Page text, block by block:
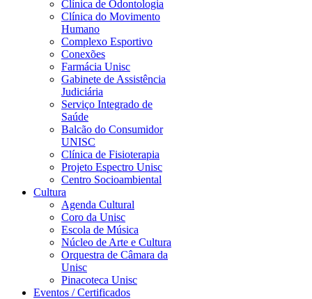
Clínica de Odontologia
Clínica do Movimento
Humano
Complexo Esportivo
Conexões
Farmácia Unisc
Gabinete de Assistência
Judiciária
Serviço Integrado de
Saúde
Balcão do Consumidor
UNISC
Clínica de Fisioterapia
Projeto Espectro Unisc
Centro Socioambiental
Cultura
Agenda Cultural
Coro da Unisc
Escola de Música
Núcleo de Arte e Cultura
Orquestra de Câmara da
Unisc
Pinacoteca Unisc
Eventos / Certificados